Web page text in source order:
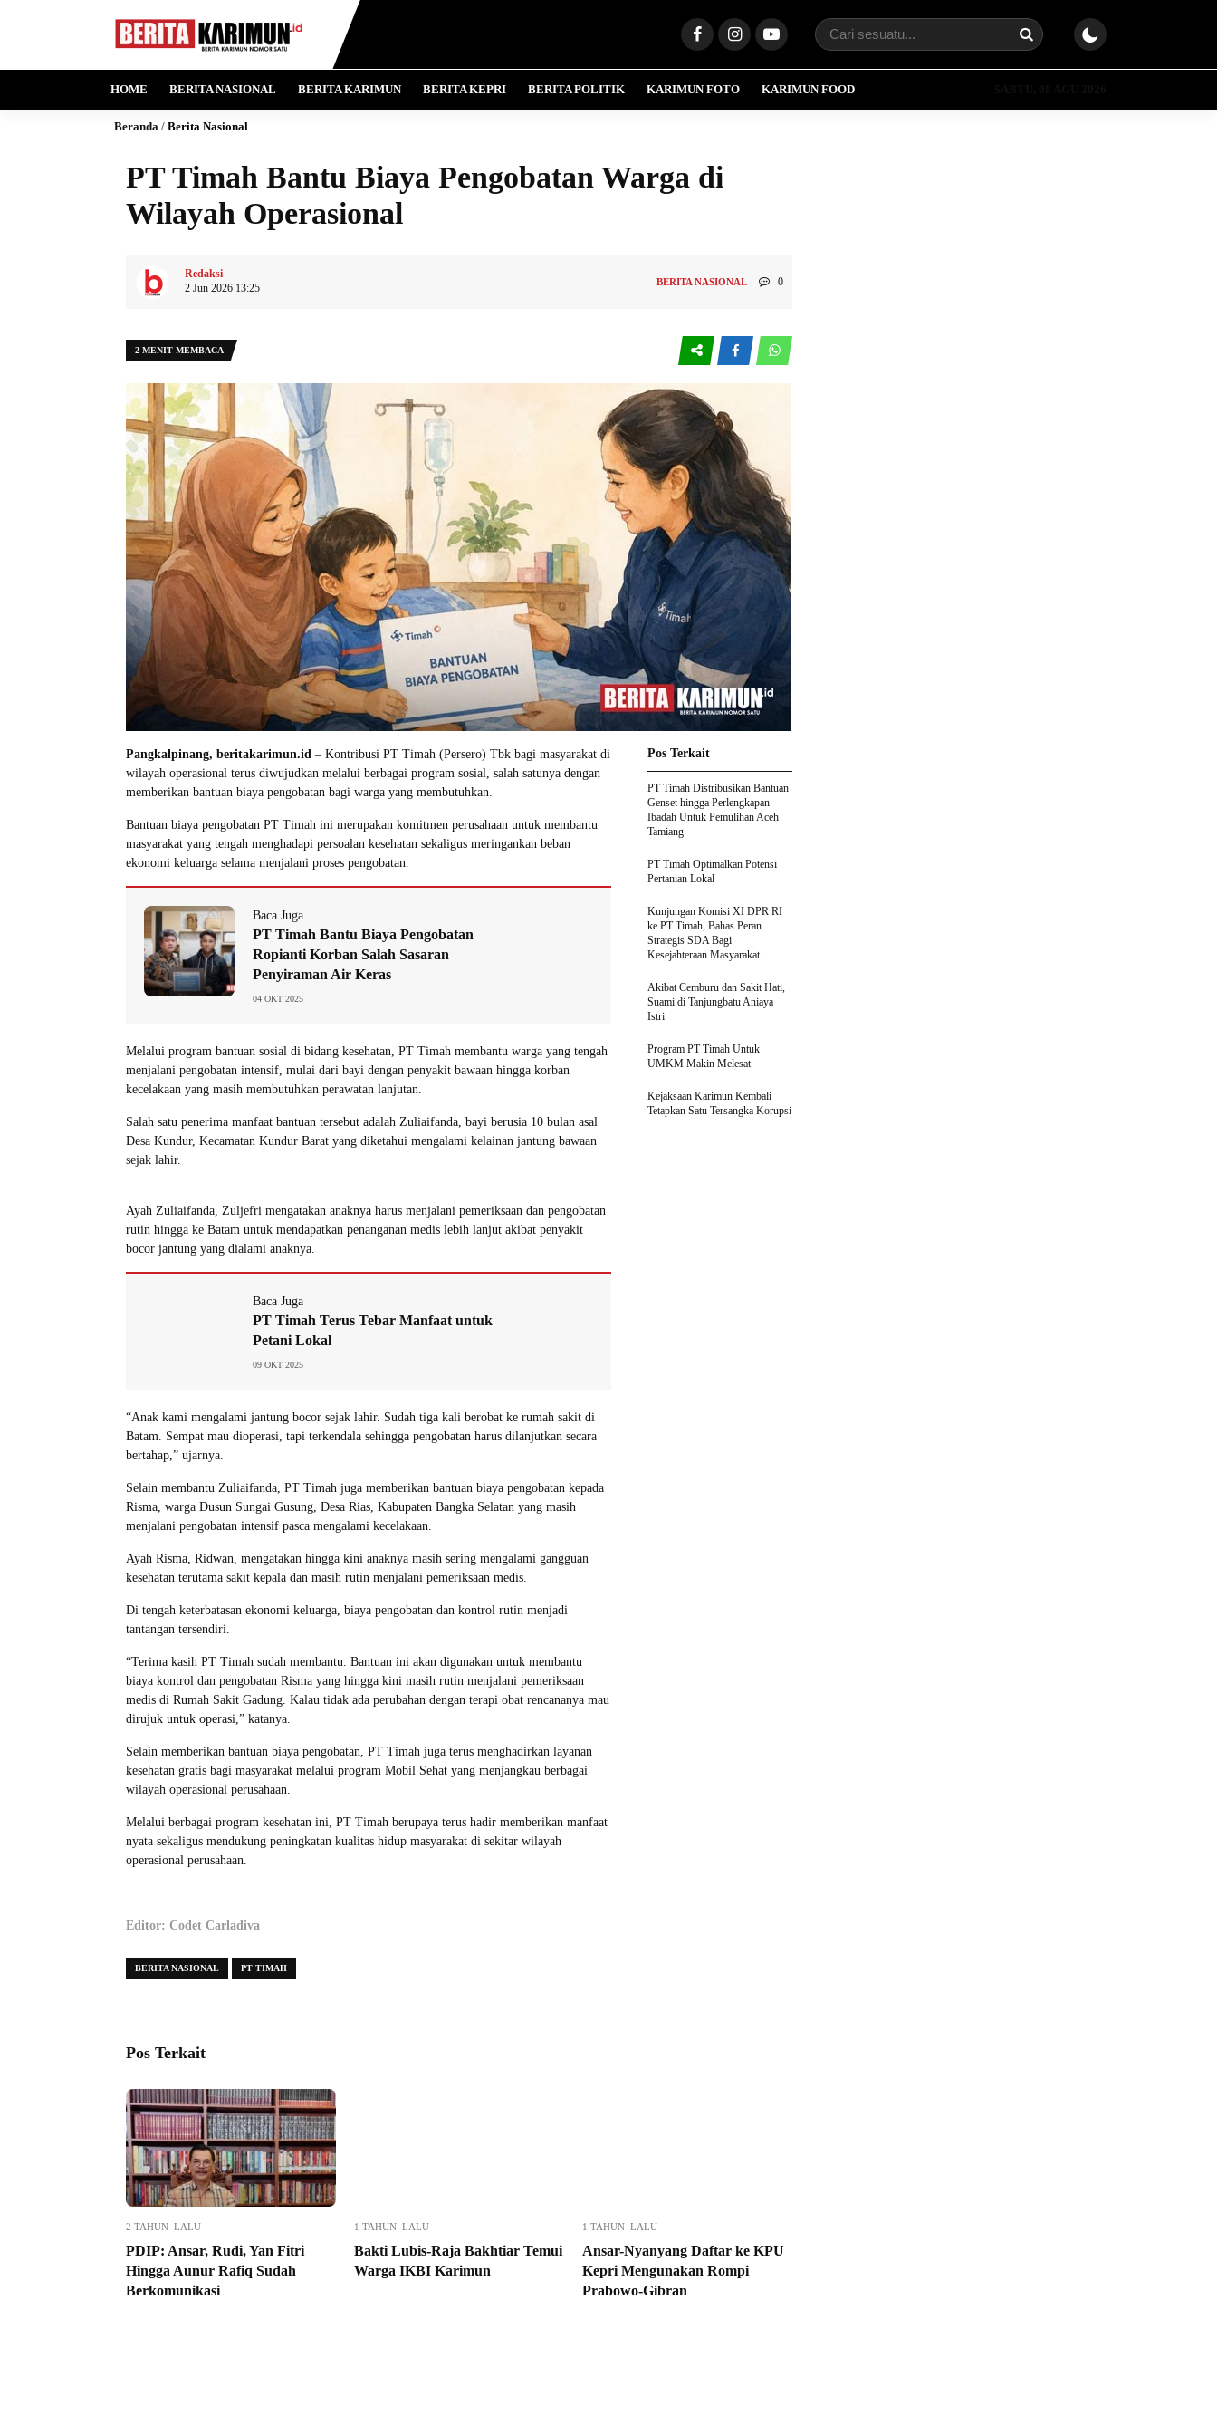
HOME BERITA NASIONAL BERITA KARIMUN BERITA KEPRI BERITA POLITIK KARIMUN FOTO KARIMUN FOOD
Beranda / Berita Nasional
PT Timah Bantu Biaya Pengobatan Warga di
Wilayah Operasional
Redaksi
2 Jun 2026 13:25
BERITA NASIONAL 0
2 MENIT MEMBACA
Pangkalpinang, beritakarimun.id – Kontribusi PT Timah (Persero) Tbk bagi masyarakat di
wilayah operasional terus diwujudkan melalui berbagai program sosial, salah satunya dengan
memberikan bantuan biaya pengobatan bagi warga yang membutuhkan.
Bantuan biaya pengobatan PT Timah ini merupakan komitmen perusahaan untuk membantu
masyarakat yang tengah menghadapi persoalan kesehatan sekaligus meringankan beban
ekonomi keluarga selama menjalani proses pengobatan.
Baca Juga
PT Timah Bantu Biaya Pengobatan
Ropianti Korban Salah Sasaran
Penyiraman Air Keras
04 OKT 2025
Melalui program bantuan sosial di bidang kesehatan, PT Timah membantu warga yang tengah
menjalani pengobatan intensif, mulai dari bayi dengan penyakit bawaan hingga korban
kecelakaan yang masih membutuhkan perawatan lanjutan.
Salah satu penerima manfaat bantuan tersebut adalah Zuliaifanda, bayi berusia 10 bulan asal
Desa Kundur, Kecamatan Kundur Barat yang diketahui mengalami kelainan jantung bawaan
sejak lahir.
Ayah Zuliaifanda, Zuljefri mengatakan anaknya harus menjalani pemeriksaan dan pengobatan
rutin hingga ke Batam untuk mendapatkan penanganan medis lebih lanjut akibat penyakit
bocor jantung yang dialami anaknya.
Baca Juga
PT Timah Terus Tebar Manfaat untuk
Petani Lokal
09 OKT 2025
“Anak kami mengalami jantung bocor sejak lahir. Sudah tiga kali berobat ke rumah sakit di
Batam. Sempat mau dioperasi, tapi terkendala sehingga pengobatan harus dilanjutkan secara
bertahap,” ujarnya.
Selain membantu Zuliaifanda, PT Timah juga memberikan bantuan biaya pengobatan kepada
Risma, warga Dusun Sungai Gusung, Desa Rias, Kabupaten Bangka Selatan yang masih
menjalani pengobatan intensif pasca mengalami kecelakaan.
Ayah Risma, Ridwan, mengatakan hingga kini anaknya masih sering mengalami gangguan
kesehatan terutama sakit kepala dan masih rutin menjalani pemeriksaan medis.
Di tengah keterbatasan ekonomi keluarga, biaya pengobatan dan kontrol rutin menjadi
tantangan tersendiri.
“Terima kasih PT Timah sudah membantu. Bantuan ini akan digunakan untuk membantu
biaya kontrol dan pengobatan Risma yang hingga kini masih rutin menjalani pemeriksaan
medis di Rumah Sakit Gadung. Kalau tidak ada perubahan dengan terapi obat rencananya mau
dirujuk untuk operasi,” katanya.
Selain memberikan bantuan biaya pengobatan, PT Timah juga terus menghadirkan layanan
kesehatan gratis bagi masyarakat melalui program Mobil Sehat yang menjangkau berbagai
wilayah operasional perusahaan.
Melalui berbagai program kesehatan ini, PT Timah berupaya terus hadir memberikan manfaat
nyata sekaligus mendukung peningkatan kualitas hidup masyarakat di sekitar wilayah
operasional perusahaan.
Editor: Codet Carladiva
BERITA NASIONAL PT TIMAH
Pos Terkait
PT Timah Distribusikan Bantuan
Genset hingga Perlengkapan
Ibadah Untuk Pemulihan Aceh
Tamiang
PT Timah Optimalkan Potensi
Pertanian Lokal
Kunjungan Komisi XI DPR RI
ke PT Timah, Bahas Peran
Strategis SDA Bagi
Kesejahteraan Masyarakat
Akibat Cemburu dan Sakit Hati,
Suami di Tanjungbatu Aniaya
Istri
Program PT Timah Untuk
UMKM Makin Melesat
Kejaksaan Karimun Kembali
Tetapkan Satu Tersangka Korupsi
Pos Terkait
2 TAHUN LALU
PDIP: Ansar, Rudi, Yan Fitri
Hingga Aunur Rafiq Sudah
Berkomunikasi
1 TAHUN LALU
Bakti Lubis-Raja Bakhtiar Temui
Warga IKBI Karimun
1 TAHUN LALU
Ansar-Nyanyang Daftar ke KPU
Kepri Mengunakan Rompi
Prabowo-Gibran